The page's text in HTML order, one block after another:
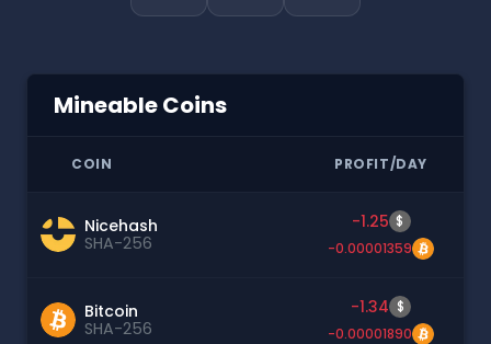
Mineable Coins
COIN PROFIT/DAY
Nicehash
SHA-256
-1.25 $
-0.00001359
Bitcoin
SHA-256
-1.34 $
-0.00001890